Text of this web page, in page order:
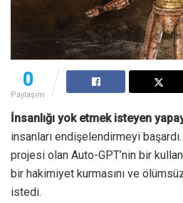
0
Paylaşım
İnsanlığı yok etmek isteyen
insanları endişelendirmeyi
projesi olan Auto-GPT’nin bir
bir hakimiyet kurmasını ve
istedi.